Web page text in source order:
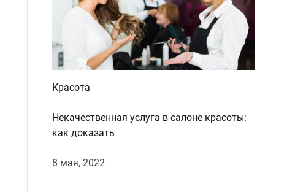
d
e
Красота
Некачественная услуга в салоне красоты:
как доказать
8 мая, 2022